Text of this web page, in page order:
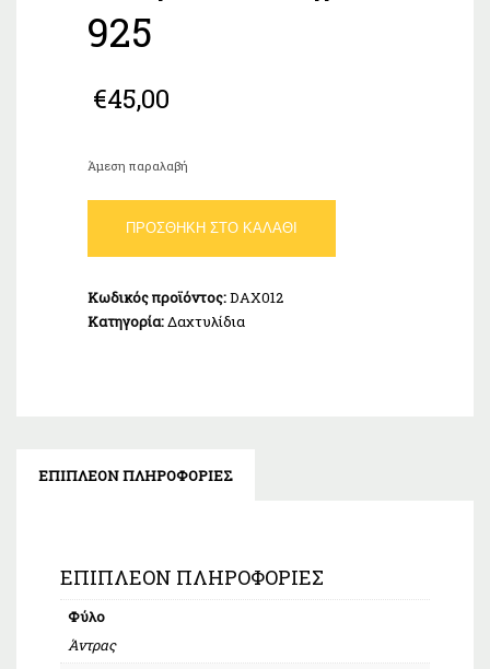
925
€45,00
Άμεση παραλαβή
Αντρικό
Ασήμι
ποσότητα
ΠΡΟΣΘΉΚΗ ΣΤΟ ΚΑΛΆΘΙ
Κωδικός προϊόντος:DAX012
Κατηγορία:Δαχτυλίδια
ΕΠΙΠΛΈΟΝ ΠΛΗΡΟΦΟΡΊΕΣ
ΕΠΙΠΛΈΟΝ ΠΛΗΡΟΦΟΡΊΕΣ
Φύλο
Άντρας